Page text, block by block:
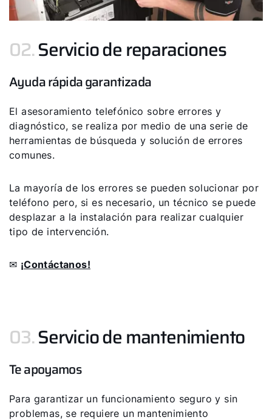
02.Servicio de reparaciones
Ayuda rápida garantizada
El asesoramiento telefónico sobre errores y
diagnóstico, se realiza por medio de una serie de
herramientas de búsqueda y solución de errores
comunes.
La mayoría de los errores se pueden solucionar por
teléfono pero, si es necesario, un técnico se puede
desplazar a la instalación para realizar cualquier
tipo de intervención.
✉ ¡Contáctanos!
03.Servicio de mantenimiento
Te apoyamos
Para garantizar un funcionamiento seguro y sin
problemas, se requiere un mantenimiento